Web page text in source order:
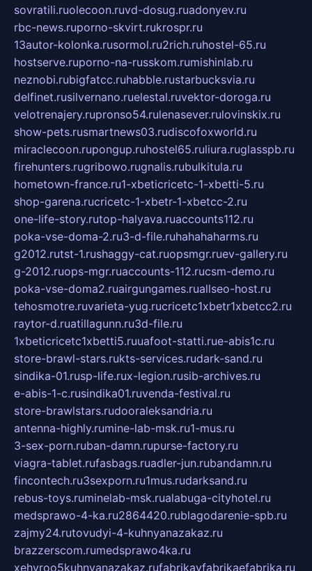
sovratili.ruolecoon.ruvd-dosug.ruadonyev.ru
rbc-news.ruporno-skvirt.rukrospr.ru
13autor-kolonka.rusormol.ru2rich.ruhostel-65.ru
hostserve.ruporno-na-russkom.rumishinlab.ru
neznobi.rubigfatcc.ruhabble.rustarbucksvia.ru
delfinet.rusilvernano.ruelestal.ruvektor-doroga.ru
velotrenajery.rupronso54.rulenasever.rulovinskix.ru
show-pets.rusmartnews03.rudiscofoxworld.ru
miraclecoon.rupongup.ruhostel65.ruliura.ruglasspb.ru
firehunters.rugribowo.rugnalis.rubulkitula.ru
hometown-france.ru1-xbeticricetc-1-xbetti-5.ru
shop-garena.rucricetc-1-xbetr-1-xbetcc-2.ru
one-life-story.rutop-halyava.ruaccounts112.ru
poka-vse-doma-2.ru3-d-file.ruhahahaharms.ru
g2012.rutst-1.rushaggy-cat.ruopsmgr.ruev-gallery.ru
g-2012.ruops-mgr.ruaccounts-112.rucsm-demo.ru
poka-vse-doma2.ruairgungames.ruallseo-host.ru
tehosmotre.ruvarieta-yug.rucricetc1xbetr1xbetcc2.ru
raytor-d.ruatillagunn.ru3d-file.ru
1xbeticricetc1xbetti5.ruuafoot-statti.rue-abis1c.ru
store-brawl-stars.rukts-services.rudark-sand.ru
sindika-01.rusp-life.rux-legion.rusib-archives.ru
e-abis-1-c.rusindika01.ruvenda-festival.ru
store-brawlstars.rudooraleksandria.ru
antenna-highly.rumine-lab-msk.ru1-mus.ru
3-sex-porn.ruban-damn.rupurse-factory.ru
viagra-tablet.rufasbags.ruadler-jun.rubandamn.ru
fincontech.ru3sexporn.ru1mus.rudarksand.ru
rebus-toys.ruminelab-msk.rualabuga-cityhotel.ru
medsprawo-4-ka.ru2864420.rublagodarenie-spb.ru
zajmy24.rutovudyi-4-kuhnyanazakaz.ru
brazzerscom.rumedsprawo4ka.ru
xehyroo5kuhnyanazakaz.rufabrikayfabrikaefabrika.ru